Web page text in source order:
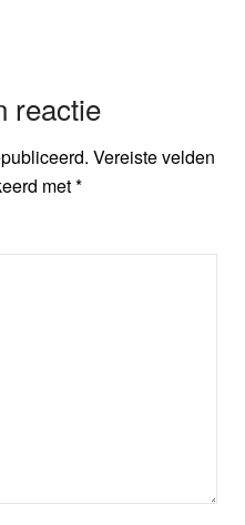
reactie
Vereiste velden
met*